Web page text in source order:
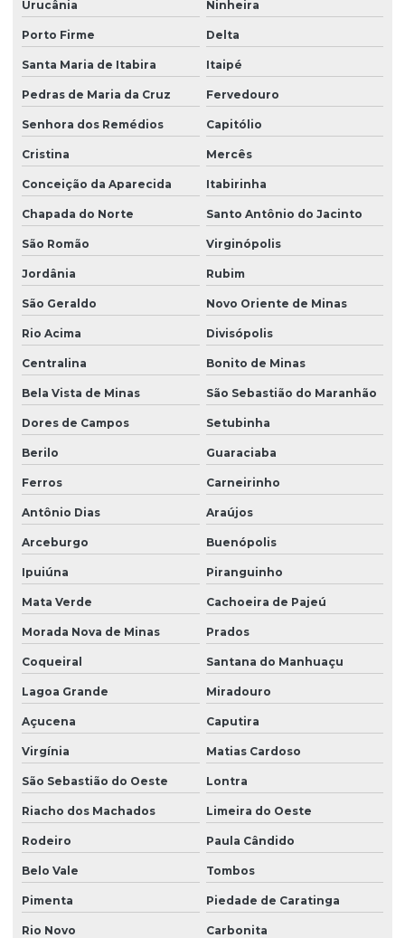
Urucânia Ninheira
Porto Firme Delta
Santa Maria de Itabira Itaipé
Pedras de Maria da Cruz Fervedouro
Senhora dos Remédios Capitólio
Cristina Mercês
Conceição da Aparecida Itabirinha
Chapada do Norte Santo Antônio do Jacinto
São Romão Virginópolis
Jordânia Rubim
São Geraldo Novo Oriente de Minas
Rio Acima Divisópolis
Centralina Bonito de Minas
Bela Vista de Minas São Sebastião do Maranhão
Dores de Campos Setubinha
Berilo Guaraciaba
Ferros Carneirinho
Antônio Dias Araújos
Arceburgo Buenópolis
Ipuiúna Piranguinho
Mata Verde Cachoeira de Pajeú
Morada Nova de Minas Prados
Coqueiral Santana do Manhuaçu
Lagoa Grande Miradouro
Açucena Caputira
Virgínia Matias Cardoso
São Sebastião do Oeste Lontra
Riacho dos Machados Limeira do Oeste
Rodeiro Paula Cândido
Belo Vale Tombos
Pimenta Piedade de Caratinga
Rio Novo Carbonita